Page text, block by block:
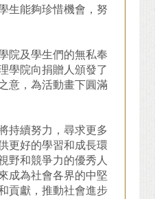
生能夠珍惜機會，努
院及學生們的無私奉
學院向捐贈人頒發了
意，為活動畫下圓滿
持續努力，尋求更多
更好的學習和成長環
野和競爭力的優秀人
成為社會各界的中堅
貢獻，推動社會進步